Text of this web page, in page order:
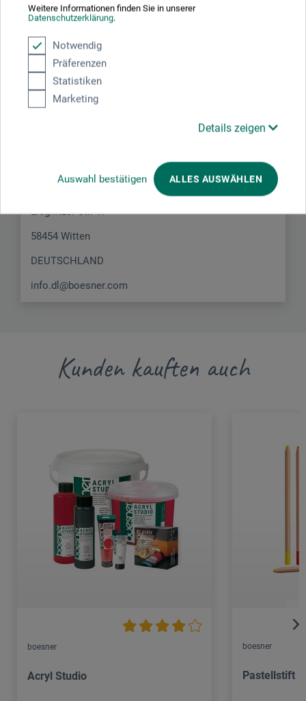
Weitere Informationen finden Sie in unserer
Datenschutzerklärung.
Notwendig
Präferenzen
Statistiken
Marketing
Details zeigen
Auswahl bestätigen ALLES AUSWÄHLEN
Hersteller-Kontakt
Hier finden Sie die Kontaktdaten des Herstellers zu
boesner GmbH distribution + logistics
Liegnitzer Str. 17
58454 Witten
DEUTSCHLAND
info.dl@boesner.com
Kunden kauften auch
boesner
Acryl Studio
boesner
Pastellstift